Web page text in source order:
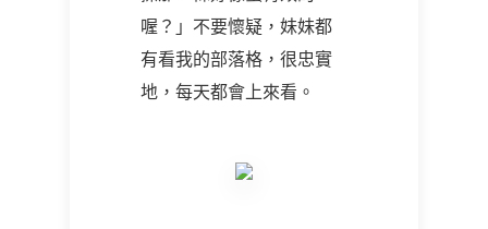
喔？」不要懷疑，妹妹都
有看我的部落格，很忠實
地，每天都會上來看。